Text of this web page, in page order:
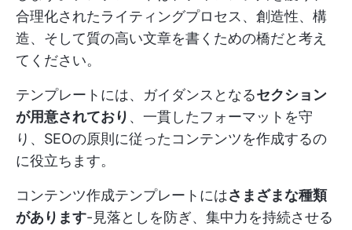
合理化されたライティングプロセス、創造性、構
造、そして質の高い文章を書くための橋だと考え
てください。
テンプレートには、ガイダンスとなるセクション
が用意されており 、一貫したフォーマットを守
り、SEOの原則に従ったコンテンツを作成するの
に役立ちます。
コンテンツ作成テンプレートにはさまざまな種類
があります-見落としを防ぎ、集中力を持続させる